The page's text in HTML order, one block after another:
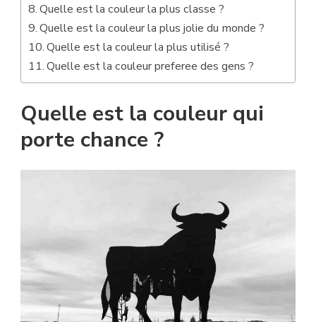
Quelle est la couleur la plus classe ?
Quelle est la couleur la plus jolie du monde ?
Quelle est la couleur la plus utilisé ?
Quelle est la couleur preferee des gens ?
Quelle est la couleur qui
porte chance ?